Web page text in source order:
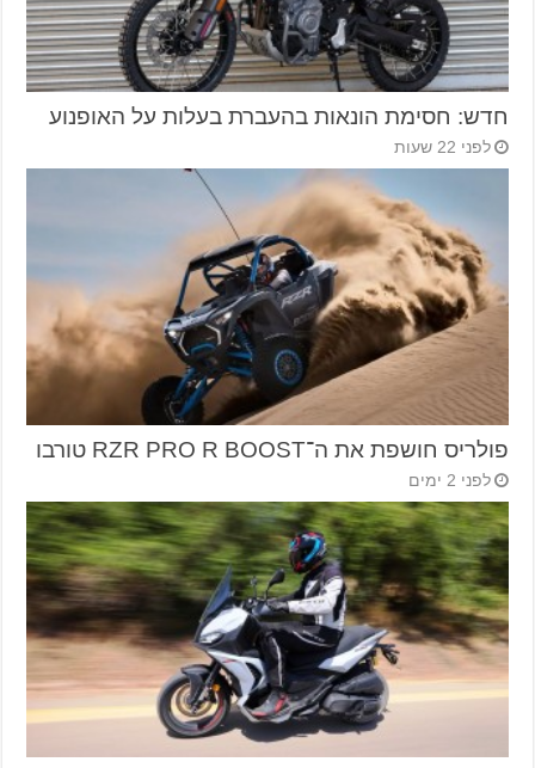
חדש: חסימת הונאות בהעברת בעלות על האופנוע
לפני 22 שעות
פולריס חושפת את ה־RZR PRO R BOOST טורבו
לפני 2 ימים